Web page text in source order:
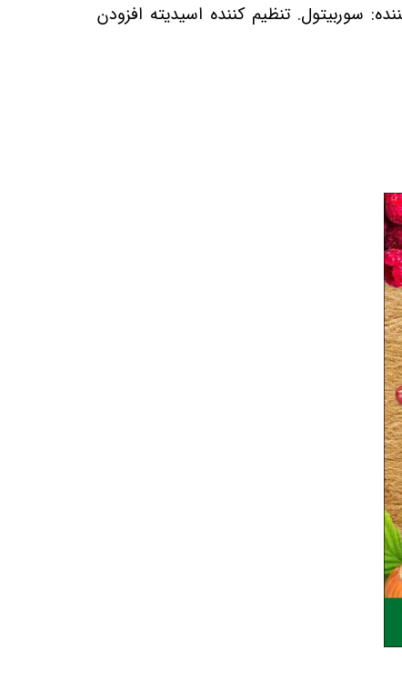
کننده: سوربیتول. تنظیم کننده اسیدیته افزودن